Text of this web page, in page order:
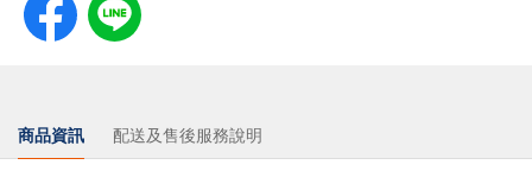
商品資訊 配送及售後服務說明